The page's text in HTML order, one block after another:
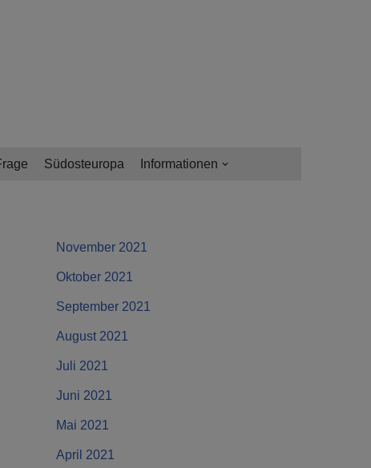
Südosteuropa Informationen
November 2021
Oktober 2021
September 2021
August 2021
Juli 2021
Juni 2021
Mai 2021
April 2021